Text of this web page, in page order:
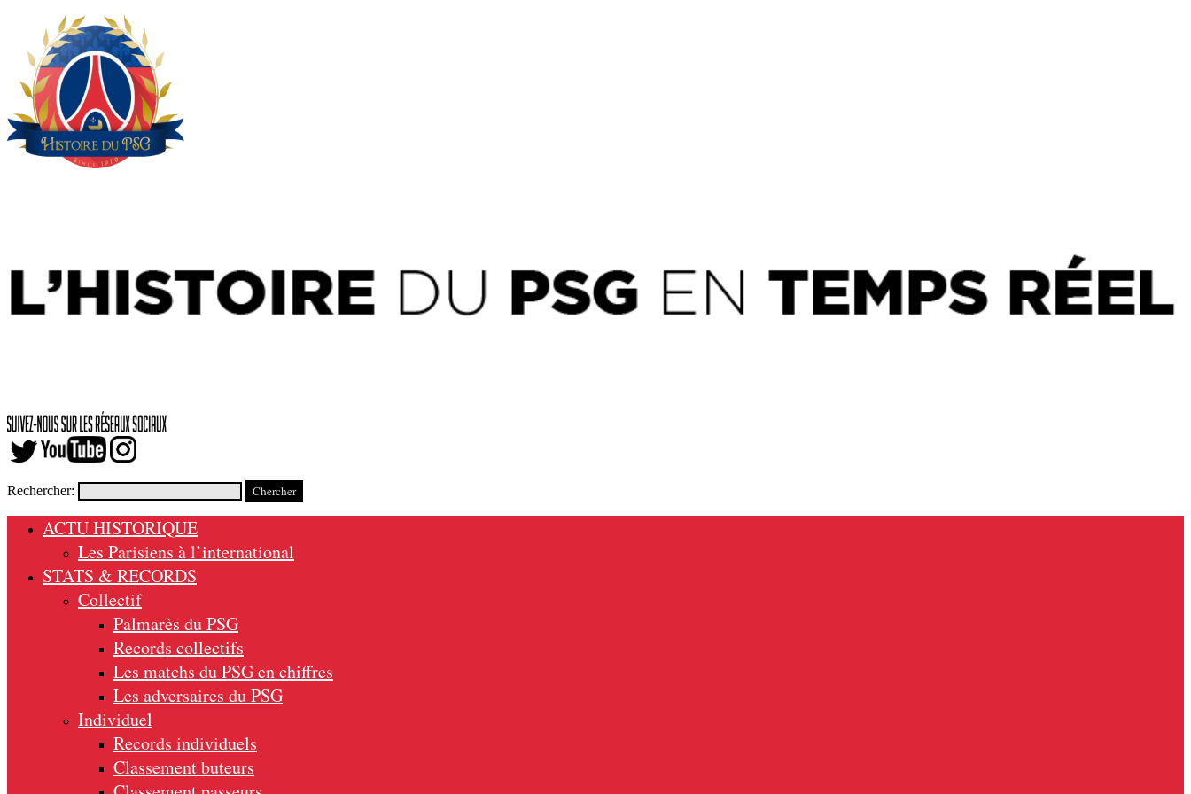
Rechercher:
ACTU HISTORIQUE
Les Parisiens à l’international
STATS & RECORDS
Collectif
Palmarès du PSG
Records collectifs
Les matchs du PSG en chiffres
Les adversaires du PSG
Individuel
Records individuels
Classement buteurs